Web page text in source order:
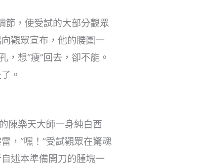
節，使受試的大部分觀眾
觀眾宣布，他的腰圍一
想“瘦”回去，卻不能。
。
陳樂天大師一身純白西
，“嘿！”受試觀眾在驚魂
述本準備開刀的腫塊一